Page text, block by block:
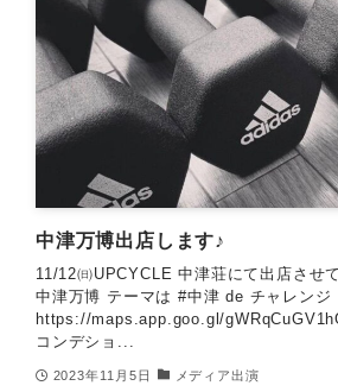
中津万博出店します♪
11/12㈰UPCYCLE 中津荘にて出店させ
中津万博 テーマは #中津 de チャレンジ
https://maps.app.goo.gl/
コンデショ...
2023年11月5日 メディア出演